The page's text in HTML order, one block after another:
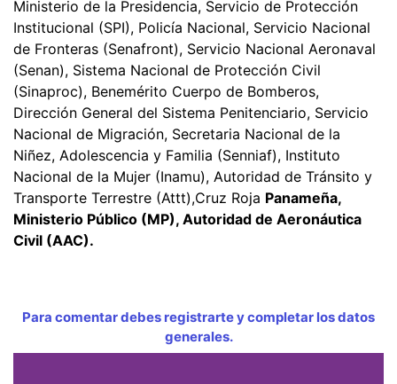
Ministerio de la Presidencia, Servicio de Protección
Institucional (SPI), Policía Nacional, Servicio Nacional
de Fronteras (Senafront), Servicio Nacional Aeronaval
(Senan), Sistema Nacional de Protección Civil
(Sinaproc), Benemérito Cuerpo de Bomberos,
Dirección General del Sistema Penitenciario, Servicio
Nacional de Migración, Secretaria Nacional de la
Niñez, Adolescencia y Familia (Senniaf), Instituto
Nacional de la Mujer (Inamu), Autoridad de Tránsito y
Transporte Terrestre (Attt),Cruz Roja Panameña,
Ministerio Público (MP), Autoridad de Aeronáutica
Civil (AAC).
Para comentar debes registrarte y completar los datos
generales.